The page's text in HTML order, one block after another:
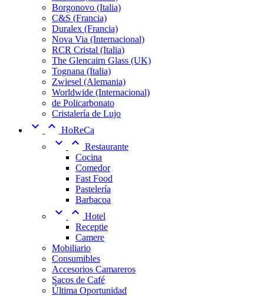
Borgonovo (Italia)
C&S (Francia)
Duralex (Francia)
Nova Via (Internacional)
RCR Cristal (Italia)
The Glencairn Glass (UK)
Tognana (Italia)
Zwiesel (Alemania)
Worldwide (Internacional)
de Policarbonato
Cristalería de Lujo
  HoReCa
  Restaurante
Cocina
Comedor
Fast Food
Pastelería
Barbacoa
  Hotel
Receptie
Camere
Mobiliario
Consumibles
Accesorios Camareros
Sacos de Café
Última Oportunidad